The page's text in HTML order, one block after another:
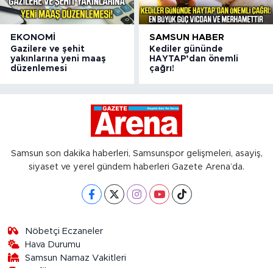
EKONOMI
Gazilere ve şehit
yakınlarına yeni maaş
düzenlemesi
SAMSUN HABER
Kediler gününde
HAYTAP’dan önemli
çağrı!
Samsun son dakika haberleri, Samsunspor gelişmeleri, asayiş,
siyaset ve yerel gündem haberleri Gazete Arena’da.
Nöbetçi Eczaneler
Hava Durumu
Samsun Namaz Vakitleri